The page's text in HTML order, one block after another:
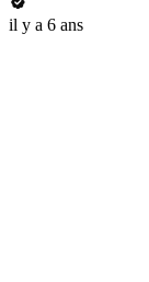
il y a 6 ans